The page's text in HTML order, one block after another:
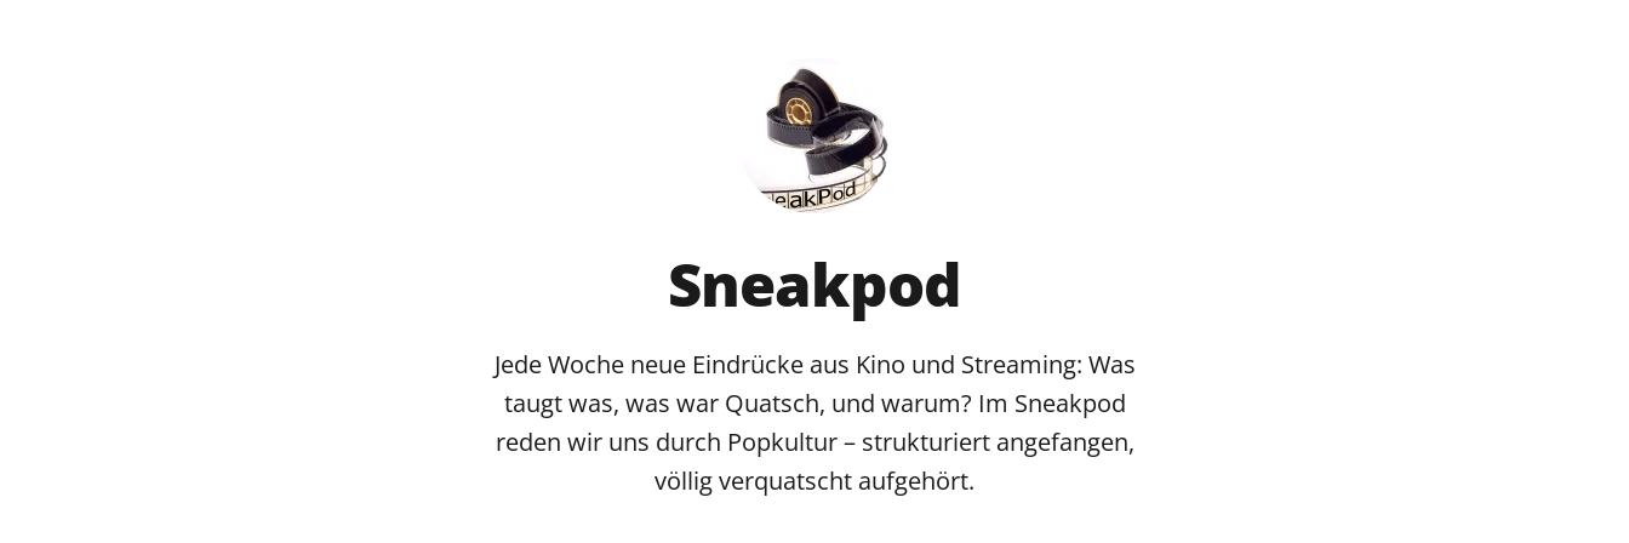
Sneakpod
Jede Woche neue Eindrücke aus Kino und Streaming: Was
taugt was, was war Quatsch, und warum? Im Sneakpod
reden wir uns durch Popkultur – strukturiert angefangen,
völlig verquatscht aufgehört.